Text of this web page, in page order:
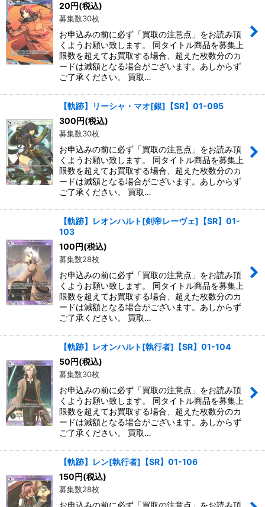
20円(税込)
募集数30枚
お申込みの前に必ず「買取の注意点」をお読み頂
くようお願い致します。 同タイトル商品を募集上
限数を超えてお買取する場合、超えた枚数分のカ
ードは減額となる場合がございます。あしからず
ご了承ください。 買取…
【軌跡】リーシャ・マオ[銀]【SR】01-095
300円(税込)
募集数30枚
お申込みの前に必ず「買取の注意点」をお読み頂
くようお願い致します。 同タイトル商品を募集上
限数を超えてお買取する場合、超えた枚数分のカ
ードは減額となる場合がございます。あしからず
ご了承ください。 買取…
【軌跡】レオンハルト[剣帝レーヴェ]【SR】01-
103
100円(税込)
募集数28枚
お申込みの前に必ず「買取の注意点」をお読み頂
くようお願い致します。 同タイトル商品を募集上
限数を超えてお買取する場合、超えた枚数分のカ
ードは減額となる場合がございます。あしからず
ご了承ください。 買取…
【軌跡】レオンハルト[執行者]【SR】01-104
50円(税込)
募集数30枚
お申込みの前に必ず「買取の注意点」をお読み頂
くようお願い致します。 同タイトル商品を募集上
限数を超えてお買取する場合、超えた枚数分のカ
ードは減額となる場合がございます。あしからず
ご了承ください。 買取…
【軌跡】レン[執行者]【SR】01-106
150円(税込)
募集数28枚
お申込みの前に必ず「買取の注意点」をお読み頂